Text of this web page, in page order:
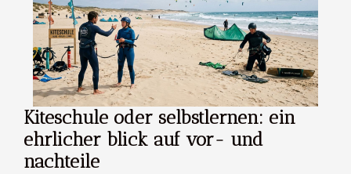
Kiteschule oder selbstlernen: ein
ehrlicher blick auf vor- und
nachteile